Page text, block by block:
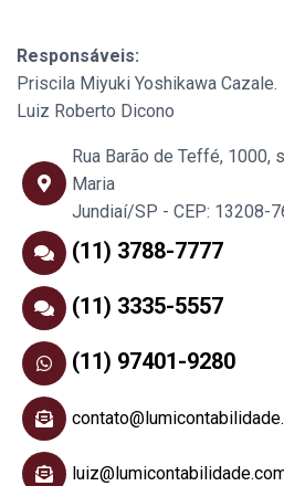
Responsáveis:
Priscila Miyuki Yoshikawa Cazale.
Luiz Roberto Dicono
Rua Barão de Teffé, 1000,
Maria
Jundiaí/SP - CEP: 13208-
(11) 3788-7777
(11) 3335-5557
(11) 97401-9280